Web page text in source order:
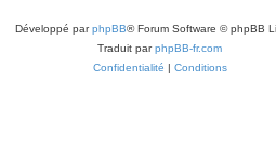
Développé parphpBB® Forum Software © phpBB
Traduit parphpBB-fr.com
Confidentialité | Conditions